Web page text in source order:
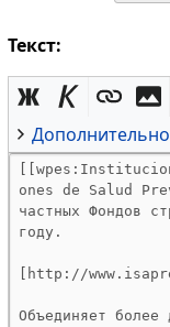
Текст:
Дополнительно